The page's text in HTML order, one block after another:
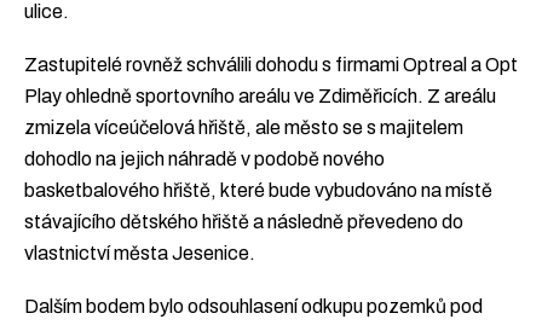
ulice.
Zastupitelé rovněž schválili dohodu s firmami Optreal a Opt
Play ohledně sportovního areálu ve Zdiměřicích. Z areálu
zmizela víceúčelová hřiště, ale město se s majitelem
dohodlo na jejich náhradě v podobě nového
basketbalového hřiště, které bude vybudováno na místě
stávajícího dětského hřiště a následně převedeno do
vlastnictví města Jesenice.
Dalším bodem bylo odsouhlasení odkupu pozemků pod